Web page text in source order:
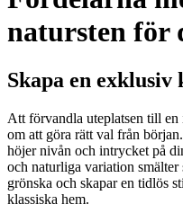
natursten för
Skapa en exklusiv
Att förvandla uteplatsen till
om att göra rätt val från
höjer nivån och intrycket på
och naturliga variation
grönska och skapar en tidlös
klassiska hem.